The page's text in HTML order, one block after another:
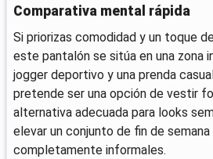
Comparativa mental rápida
Si priorizas comodidad y un toque
este pantalón se sitúa en una zona
jogger deportivo y una prenda
pretende ser una opción de vestir
alternativa adecuada para looks
elevar un conjunto de fin de
completamente informales.